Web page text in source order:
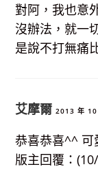
對阿，我也意
沒辦法，就一
是說不打無痛
艾摩爾 2013 年
恭喜恭喜^^ 可
版主回覆：